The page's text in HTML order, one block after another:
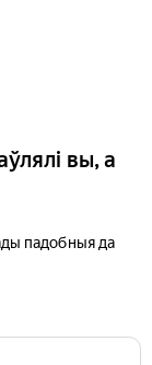
вы, а
падобныя да